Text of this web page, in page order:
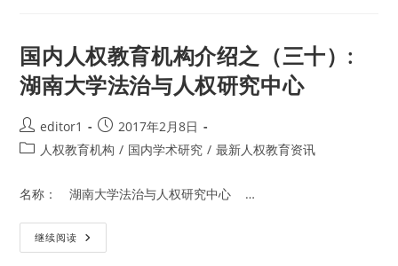
研
究
室
机
构
介
绍
之
十
一）:
上
海
科
院
人
权
研
国内人权教育机构介绍之（三十）:
湖南大学法治与人权研究中心
Post
author:
editor1
Post
published:
2017年2月8日
Post人权教育机构 / 国内学术研究 / 最新人权教育资讯
名称： 湖南大学法治与人权研究中心 …
继续阅读 国
内